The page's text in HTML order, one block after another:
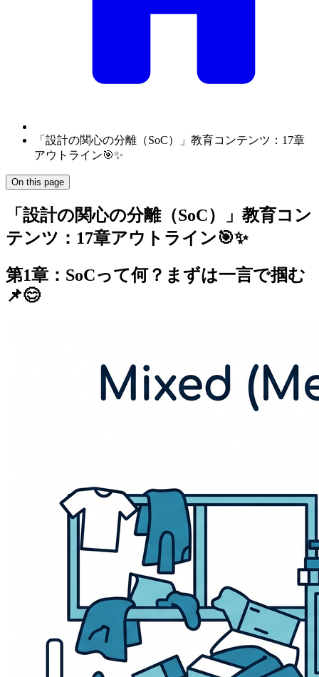
「設計の関心の分離（SoC）」教育コンテンツ：17章
アウトライン🎯✨
On this page
「設計の関心の分離（SoC）」教育コン
テンツ：17章アウトライン🎯✨
第1章：SoCって何？まずは一言で掴む
📌😊